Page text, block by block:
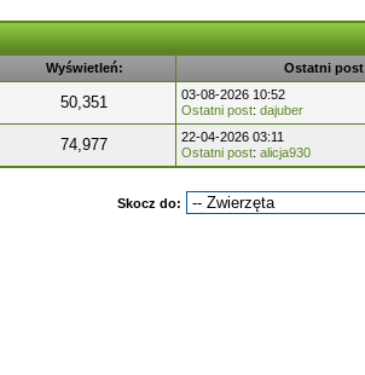
Wyświetleń: Ostatni post
50,351
03-08-2026 10:52
Ostatni post: dajuber
74,977
22-04-2026 03:11
Ostatni post: alicja930
Skocz do: